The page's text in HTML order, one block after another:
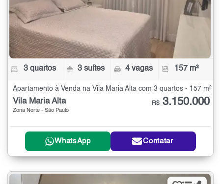
3 quartos 3 suítes 4 vagas 157 m²
Apartamento à Venda na Vila Maria Alta com 3 quartos - 157 m²
Vila Maria Alta
Zona Norte - São Paulo
R$ 3.150.000
WhatsApp Contatar